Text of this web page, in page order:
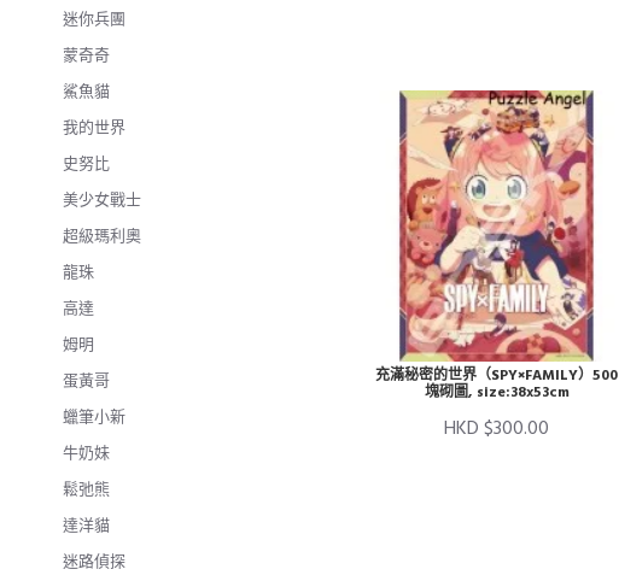
迷你兵團
蒙奇奇
鯊魚貓
我的世界
史努比
美少女戰士
超級瑪利奧
龍珠
高達
姆明
蛋黃哥
蠟筆小新
牛奶妹
鬆弛熊
達洋貓
迷路偵探
充滿秘密的世界（SPY×FAMILY）500
塊砌圖, size:38x53cm
HKD $300.00